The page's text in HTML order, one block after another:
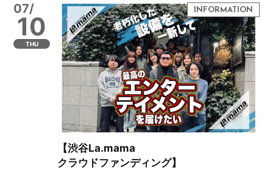
07/
10
THU
【渋谷La.mama
クラウドファンディング】